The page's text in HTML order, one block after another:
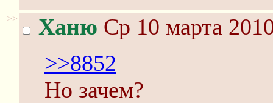
>> Ханю Ср 10 марта
>>8852
Но зачем?